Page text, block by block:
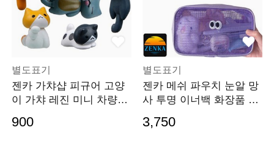
별도표기
젠카 가챠샵 피규어 고양
이 가챠 레진 미니 차량용
900
별도표기
젠카 메쉬 파우치 눈알 망
사 투명 이너백 화장품 여
3,750